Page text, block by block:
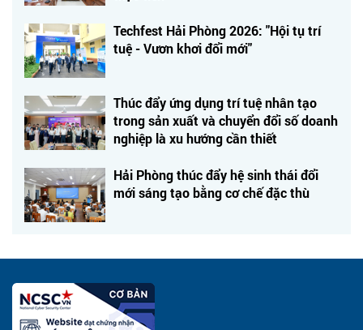
Techfest Hải Phòng 2026: "Hội tụ trí
tuệ - Vươn khơi đổi mới"
Thúc đẩy ứng dụng trí tuệ nhân tạo
trong sản xuất và chuyển đổi số doanh
nghiệp là xu hướng cần thiết
Hải Phòng thúc đẩy hệ sinh thái đổi
mới sáng tạo bằng cơ chế đặc thù